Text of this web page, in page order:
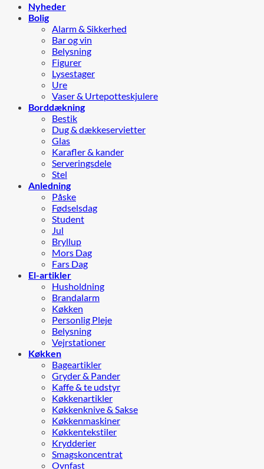
Nyheder
Bolig
Alarm & Sikkerhed
Bar og vin
Belysning
Figurer
Lysestager
Ure
Vaser & Urtepotteskjulere
Borddækning
Bestik
Dug & dækkeservietter
Glas
Karafler & kander
Serveringsdele
Stel
Anledning
Påske
Fødselsdag
Student
Jul
Bryllup
Mors Dag
Fars Dag
El-artikler
Husholdning
Brandalarm
Køkken
Personlig Pleje
Belysning
Vejrstationer
Køkken
Bageartikler
Gryder & Pander
Kaffe & te udstyr
Køkkenartikler
Køkkenknive & Sakse
Køkkenmaskiner
Køkkentekstiler
Krydderier
Smagskoncentrat
Ovnfast